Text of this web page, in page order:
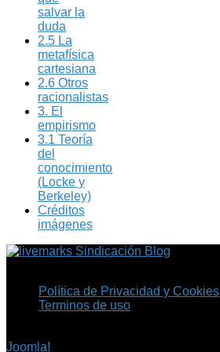
salvar la
duda
2.5 La
metafísica
cartesiana
2.6 Otros
racionalistas
3. El
empirismo
3.1 Teoría
del
conocimiento
(Locke y
Berkeley)
Créditos
imágenes
Sindicación Blog
Política de Privacidad y Cookies
Terminos de uso
Joomla!